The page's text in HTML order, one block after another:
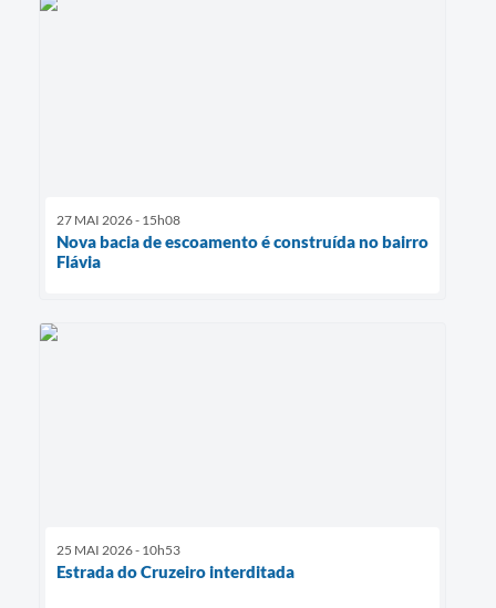
27 MAI 2026 - 15h08
Nova bacia de escoamento é construída no bairro
Flávia
25 MAI 2026 - 10h53
Estrada do Cruzeiro interditada